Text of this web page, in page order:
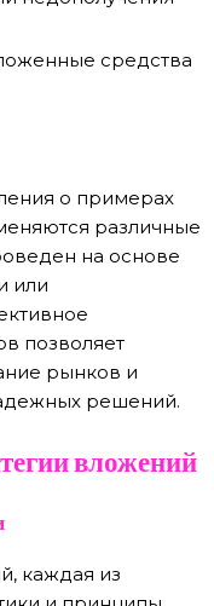
средства
о примерах
различные
на основе
или
позволяет
рынков и
решений.
вложений
каждая из